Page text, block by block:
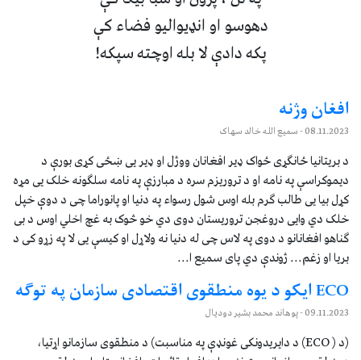
دهوسو او انډیوالیو فضاء کې
پکه دادې لا بله اوچته سپکه!
افغان وژنه
08.11.2023- سمیع الله خالد سهاک
د بریتانیا ځانګړی ځواک ډیر افغانان ووژل او ډیر یی ښځی کړی بورې د
دیموکراسې په نامه او د تروریزم سره د مبارزې په نامه سلګونه خلک یی مړه
کړل بیا یی طالب ګرم بله اوس شول رسواء په دنیا او پانوراما چی د دوې خپل
خلک دي وایی دروغجن تروریستان دوی دي خو څوک به غچ اخلي اوس د بی
ګناهو افغانانو د دوی په لاس چی له دنیا نه ولاړل او کیسې یی لا په زړو کی د
بریا او زغم... ژوندې دي پای سمیع ا...
ECO ایکو د یوه منطقوی اقتصادی سازمان په توګه
09.11.2023- پوهاند محمد بشیر دودیال
(د ( ECO) د دایریدونکی غونډې په مناسبت) د منطقوی سازمانو اړتیا،